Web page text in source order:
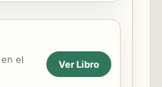
el
Ver Libro